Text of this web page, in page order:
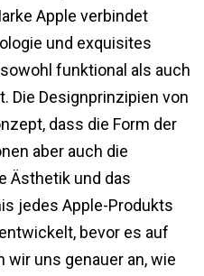
Apple verbindet
und exquisites
funktional als auch
Die Designprinzipien von
dass die Form der
aber auch die
Ästhetik und das
jedes Apple-Produkts
bevor es auf
wir uns genauer an, wie